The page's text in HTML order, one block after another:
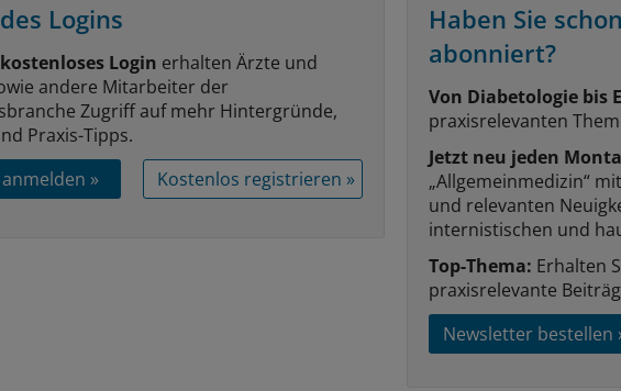
Logins
kostenloses Login erhalten Ärzte und
andere Mitarbeiter der
Zugriff auf mehr Hintergründe,
Praxis-Tipps.
anmelden »
Kostenlos registrieren »
Haben Sie
abonniert?
Von Diabetologie bis
praxisrelevanten
Jetzt neu jeden
„Allgemeinmedizin“
und relevanten
internistischen und
Top-Thema: Erhalten
praxisrelevante
Newsletter bestellen